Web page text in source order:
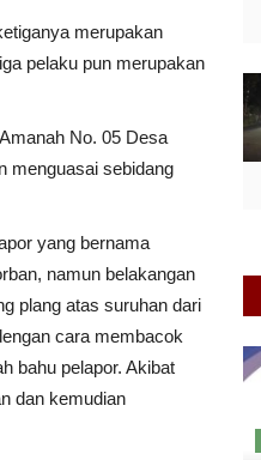
merupakan
pelaku pun merupakan
No. 05 Desa
menguasai sebidang
yang bernama
namun belakangan
plang atas suruhan dari
cara membacok
bahu pelapor. Akibat
dan kemudian